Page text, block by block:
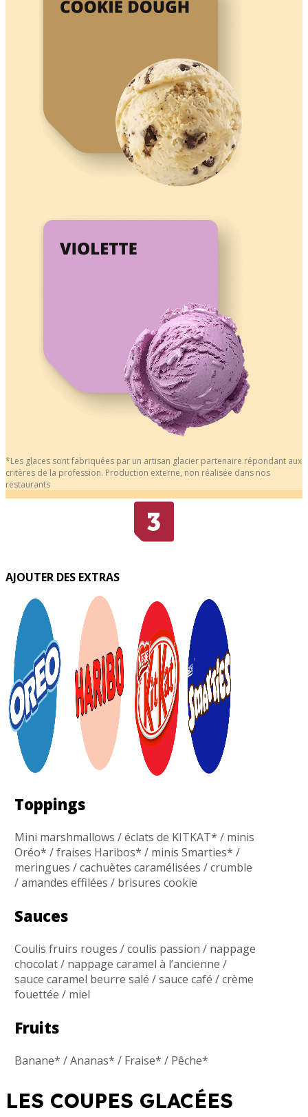
*Les glaces sont fabriquées par un artisan glacier partenaire répondant aux
critères de la profession. Production externe, non réalisée dans nos
restaurants
AJOUTER DES EXTRAS
Toppings
Mini marshmallows / éclats de KITKAT* / minis
Oréo* / fraises Haribos* / minis Smarties* /
meringues / cachuètes caramélisées / crumble
/ amandes effilées / brisures cookie
Sauces
Coulis fruirs rouges / coulis passion / nappage
chocolat / nappage caramel à l’ancienne /
sauce caramel beurre salé / sauce café / crème
fouettée / miel
Fruits
Banane* / Ananas* / Fraise* / Pêche*
LES COUPES GLACÉES